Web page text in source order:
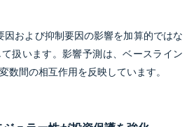
および抑制要因の影響を加算的ではな
扱います。影響予測は、ベースライン
数間の相互作用を反映しています。